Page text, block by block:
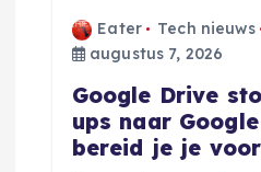
Eater
Tech nieuws
augustus 7, 2026
Google Drive
ups naar Google
bereid je je voor